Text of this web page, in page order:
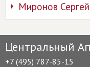
Миронов
Центральный
+7 (495) 787-85-15